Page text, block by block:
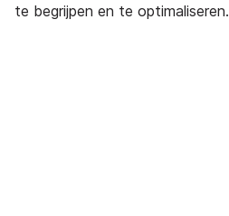
te begrijpen en te optimaliseren.